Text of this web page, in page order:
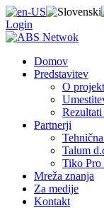
Login
Domov
Predstavitev
O
Partnerji
Talum
Tiko Pro
Mreža znanja
Za medije
Kontakt